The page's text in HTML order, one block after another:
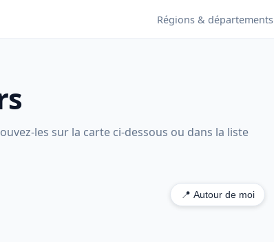
Régions & départements
les sur la carte ci-dessous ou dans la liste
📍 Autour de moi